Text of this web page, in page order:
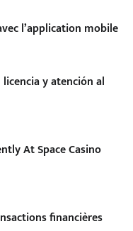
l’application mobile
y atención al
At Space Casino
financières